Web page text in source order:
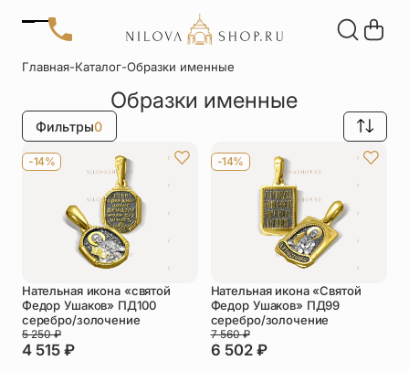
Позвонить
+7 (909) 266-60-48
+7 (906) 655-37-20
Автомобильные
иконы
Браслеты
Детские
крестики
Запонки
Кольца
Настольные
иконы
Нательные
крестики
Нательные
иконы
Образки
именные
Подвески
Отзывы
Статьи
Главная-Каталог-Образки именные
Образки именные
Фильтры0
-14%
Нательная икона «святой
Федор Ушаков» ПД100
серебро/золочение
4 515 ₽
5 250₽
-14%
Нательная икона «Святой
Федор Ушаков» ПД99
серебро/золочение
6 502 ₽
7 560₽